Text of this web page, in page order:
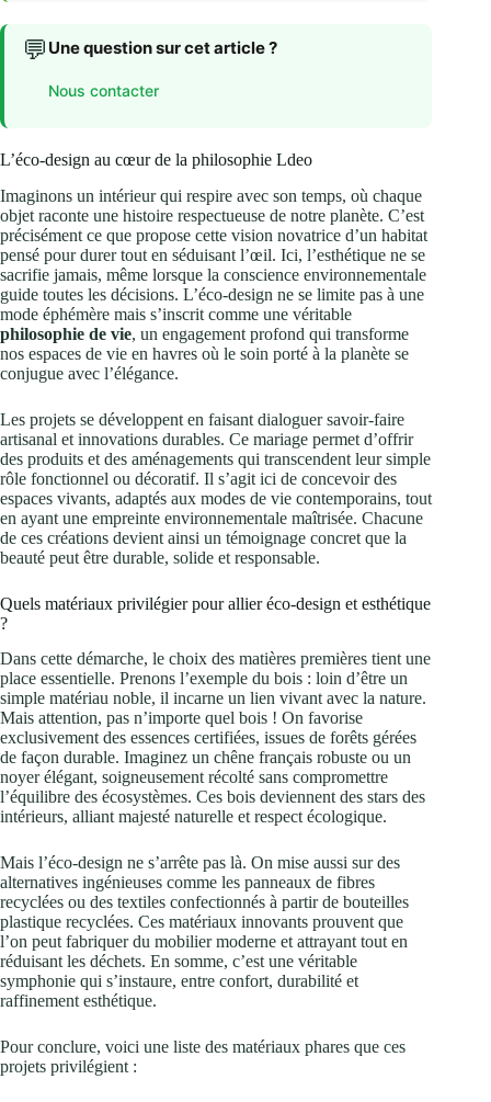
💬 Une question sur cet article ?
Nous contacter
L’éco-design au cœur de la philosophie Ldeo
Imaginons un intérieur qui respire avec son temps, où chaque
objet raconte une histoire respectueuse de notre planète. C’est
précisément ce que propose cette vision novatrice d’un habitat
pensé pour durer tout en séduisant l’œil. Ici, l’esthétique ne se
sacrifie jamais, même lorsque la conscience environnementale
guide toutes les décisions. L’éco-design ne se limite pas à une
mode éphémère mais s’inscrit comme une véritable
philosophie de vie, un engagement profond qui transforme
nos espaces de vie en havres où le soin porté à la planète se
conjugue avec l’élégance.
Les projets se développent en faisant dialoguer savoir-faire
artisanal et innovations durables. Ce mariage permet d’offrir
des produits et des aménagements qui transcendent leur simple
rôle fonctionnel ou décoratif. Il s’agit ici de concevoir des
espaces vivants, adaptés aux modes de vie contemporains, tout
en ayant une empreinte environnementale maîtrisée. Chacune
de ces créations devient ainsi un témoignage concret que la
beauté peut être durable, solide et responsable.
Quels matériaux privilégier pour allier éco-design et esthétique
?
Dans cette démarche, le choix des matières premières tient une
place essentielle. Prenons l’exemple du bois : loin d’être un
simple matériau noble, il incarne un lien vivant avec la nature.
Mais attention, pas n’importe quel bois ! On favorise
exclusivement des essences certifiées, issues de forêts gérées
de façon durable. Imaginez un chêne français robuste ou un
noyer élégant, soigneusement récolté sans compromettre
l’équilibre des écosystèmes. Ces bois deviennent des stars des
intérieurs, alliant majesté naturelle et respect écologique.
Mais l’éco-design ne s’arrête pas là. On mise aussi sur des
alternatives ingénieuses comme les panneaux de fibres
recyclées ou des textiles confectionnés à partir de bouteilles
plastique recyclées. Ces matériaux innovants prouvent que
l’on peut fabriquer du mobilier moderne et attrayant tout en
réduisant les déchets. En somme, c’est une véritable
symphonie qui s’instaure, entre confort, durabilité et
raffinement esthétique.
Pour conclure, voici une liste des matériaux phares que ces
projets privilégient :